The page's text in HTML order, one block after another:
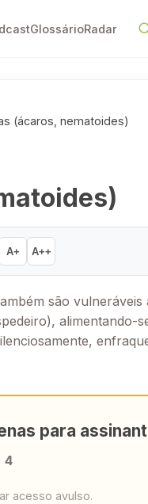
GlossárioRadar
(ácaros, nematoides)
A+ A++
são vulneráveis
alimentando-
para
4
acesso avulso.